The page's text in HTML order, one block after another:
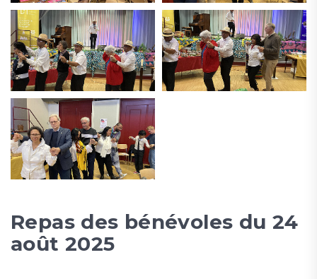
Repas des bénévoles du 24
août 2025